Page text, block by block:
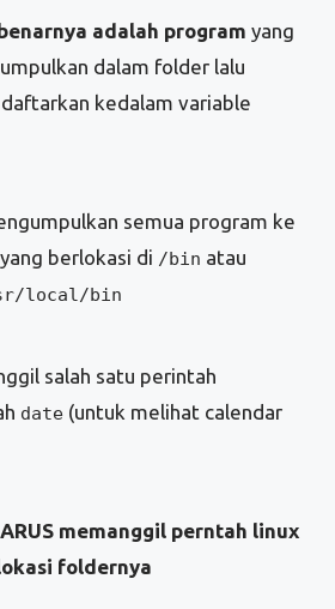
adalah program yang
dalam folder lalu
kedalam variable
semua program ke
berlokasi di /bin atau
local/bin
salah satu perintah
date (untuk melihat calendar
memanggil perntah linux
foldernya